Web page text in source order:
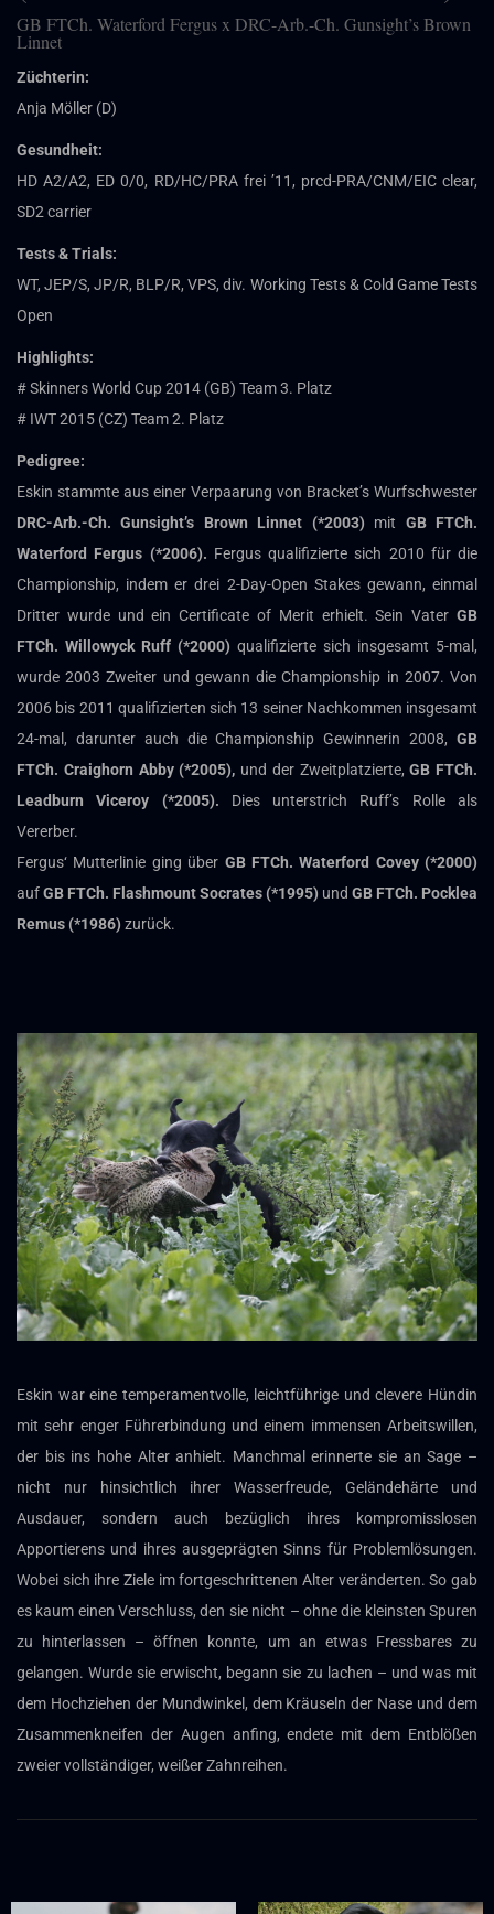
GB FTCh. Waterford Fergus x DRC-Arb.-Ch. Gunsight’s Brown
Linnet
Züchterin:
Anja Möller (D)
Gesundheit:
HD A2/A2, ED 0/0, RD/HC/PRA frei ’11, prcd-PRA/CNM/EIC clear,
SD2 carrier
Tests & Trials:
WT, JEP/S, JP/R, BLP/R, VPS, div. Working Tests & Cold Game Tests
Open
Highlights:
# Skinners World Cup 2014 (GB) Team 3. Platz
# IWT 2015 (CZ) Team 2. Platz
Pedigree:
Eskin stammte aus einer Verpaarung von Bracket’s Wurfschwester
DRC-Arb.-Ch. Gunsight’s Brown Linnet (*2003) mit GB FTCh.
Waterford Fergus (*2006). Fergus qualifizierte sich 2010 für die
Championship, indem er drei 2-Day-Open Stakes gewann, einmal
Dritter wurde und ein Certificate of Merit erhielt. Sein Vater GB
FTCh. Willowyck Ruff (*2000) qualifizierte sich insgesamt 5-mal,
wurde 2003 Zweiter und gewann die Championship in 2007. Von
2006 bis 2011 qualifizierten sich 13 seiner Nachkommen insgesamt
24-mal, darunter auch die Championship Gewinnerin 2008, GB
FTCh. Craighorn Abby (*2005), und der Zweitplatzierte,GB FTCh.
Leadburn Viceroy (*2005). Dies unterstrich Ruff’s Rolle als
Vererber.
Fergus‘ Mutterlinie ging über GB FTCh. Waterford Covey (*2000)
aufGB FTCh. Flashmount Socrates (*1995) und GB FTCh. Pocklea
Remus (*1986) zurück.
Eskin war eine temperamentvolle, leichtführige und clevere Hündin
mit sehr enger Führerbindung und einem immensen Arbeitswillen,
der bis ins hohe Alter anhielt. Manchmal erinnerte sie an Sage –
nicht nur hinsichtlich ihrer Wasserfreude, Geländehärte und
Ausdauer, sondern auch bezüglich ihres kompromisslosen
Apportierens und ihres ausgeprägten Sinns für Problemlösungen.
Wobei sich ihre Ziele im fortgeschrittenen Alter veränderten. So gab
es kaum einen Verschluss, den sie nicht – ohne die kleinsten Spuren
zu hinterlassen – öffnen konnte, um an etwas Fressbares zu
gelangen. Wurde sie erwischt, begann sie zu lachen – und was mit
dem Hochziehen der Mundwinkel, dem Kräuseln der Nase und dem
Zusammenkneifen der Augen anfing, endete mit dem Entblößen
zweier vollständiger, weißer Zahnreihen.